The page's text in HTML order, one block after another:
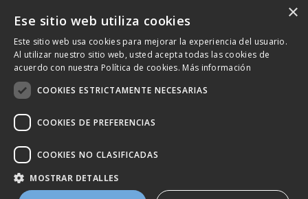
Fonts Flotants
Fonts Interactives
C/ Vallès 2 – 08940 – Cornellà de Llobregat, Barcelona –
809 150 –otb@comsa.com– Copyright ® 2023 –
Política de Cookies
Avís Legal i Política del Sistema integrat de
×
Ese sitio web utiliza cookies
Este sitio web usa cookies para mejorar la experiencia del usuario.
Al utilizar nuestro sitio web, usted acepta todas las cookies de
acuerdo con nuestra Política de cookies. Más información
COOKIES ESTRICTAMENTE NECESARIAS
COOKIES DE PREFERENCIAS
COOKIES NO CLASIFICADAS
MOSTRAR DETALLES